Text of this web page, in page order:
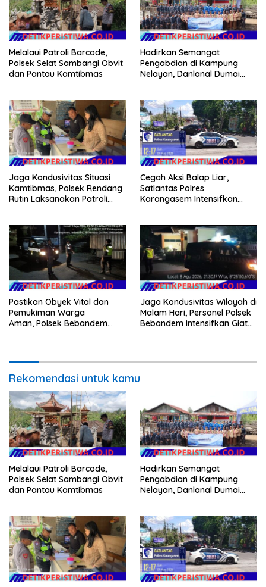
Melalaui Patroli Barcode,
Polsek Selat Sambangi Obvit
dan Pantau Kamtibmas
Hadirkan Semangat
Pengabdian di Kampung
Nelayan, Danlanal Dumai
Jaga Kondusivitas Situasi
Kamtibmas, Polsek Rendang
Rutin Laksanakan Patroli
Cegah Aksi Balap Liar,
Satlantas Polres
Karangasem Intensifkan
Pastikan Obyek Vital dan
Pemukiman Warga
Aman, Polsek Bebandem
Jaga Kondusivitas Wilayah di
Malam Hari, Personel Polsek
Bebandem Intensifkan Giat
Rekomendasi untuk kamu
Melalaui Patroli Barcode,
Polsek Selat Sambangi Obvit
dan Pantau Kamtibmas
Hadirkan Semangat
Pengabdian di Kampung
Nelayan, Danlanal Dumai